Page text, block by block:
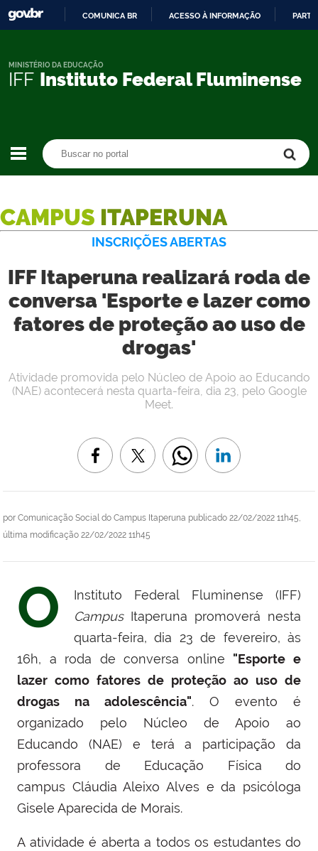
CONTEÚDO
COMUNICA BR ACESSO À INFORMAÇÃO
IFF Instituto Federal Fluminense
MINISTÉRIO DA EDUCAÇÃO
CAMPUS ITAPERUNA
INSCRIÇÕES ABERTAS
IFF Itaperuna realizará roda de
conversa 'Esporte e lazer como
fatores de proteção ao uso de
drogas'
por Comunicação Social do Campus Itaperuna publicado 22/02/2022 11h45,
última modificação 22/02/2022 11h45
Atividade promovida pelo Núcleo de Apoio ao Educando
(NAE) acontecerá nesta quarta-feira, dia 23, pelo Google
Meet.
O
Instituto Federal Fluminense (IFF)
Campus Itaperuna promoverá nesta
quarta-feira, dia 23 de fevereiro, às
16h, a roda de conversa online "Esporte e
lazer como fatores de proteção ao uso de
drogas na adolescência". O evento é
organizado pelo Núcleo de Apoio ao
Educando (NAE) e terá a participação da
professora de Educação Física do
campus Cláudia Aleixo Alves e da psicóloga
Gisele Aparecida de Morais.
A atividade é aberta a todos os estudantes do